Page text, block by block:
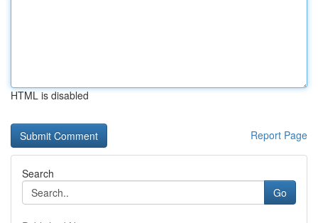
HTML is disabled
Report Page
Search
Go